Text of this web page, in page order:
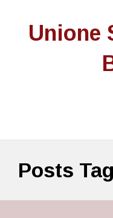
Unione
Posts